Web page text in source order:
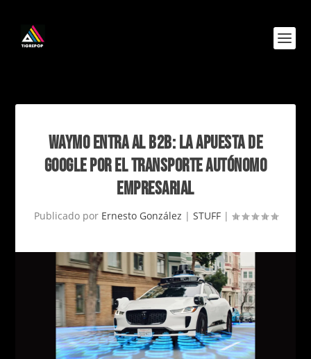
WAYMO ENTRA AL B2B: LA APUESTA DE
GOOGLE POR EL TRANSPORTE AUTÓNOMO
EMPRESARIAL
Publicado por Ernesto González | STUFF|